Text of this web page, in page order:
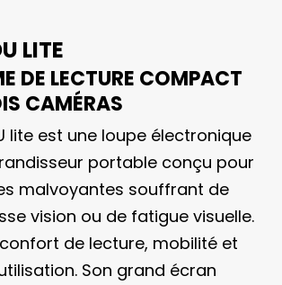
LITE
DE LECTURE COMPACT
CAMÉRAS
lite est une loupe électronique
portable conçu pour
malvoyantes souffrant de
vision ou de fatigue visuelle.
de lecture, mobilité et
Son grand écran